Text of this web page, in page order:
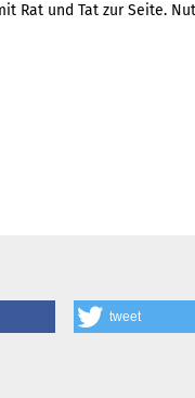
Rat und Tat zur Seite.
tweet